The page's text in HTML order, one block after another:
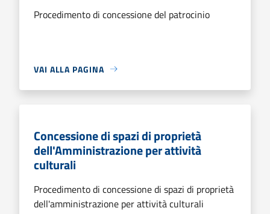
Procedimento di concessione del patrocinio
VAI ALLA PAGINA
Concessione di spazi di proprietà
dell'Amministrazione per attività
culturali
Procedimento di concessione di spazi di proprietà
dell'amministrazione per attività culturali